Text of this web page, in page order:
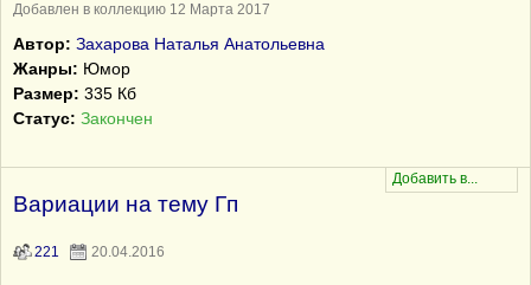
Добавлен в коллекцию 12 Марта 2017
Автор: Захарова Наталья Анатольевна
Жанры: Юмор
Размер: 335 Кб
Статус: Закончен
Вариации на тему Гп
221 20.04.2016